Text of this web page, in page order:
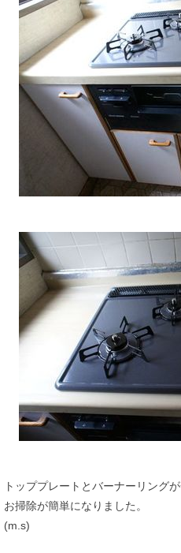
トッププレートとバーナーリング
お掃除が簡単になりました。
(m.s)